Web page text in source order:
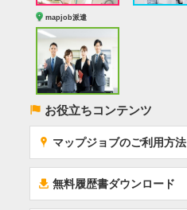
mapjob派遣
( お役立ちコンテンツ
x マップジョブのご利用方法
í 無料履歴書ダウンロード